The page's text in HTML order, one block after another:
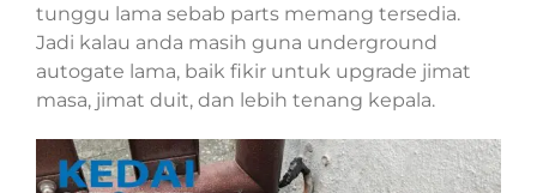
tunggu lama sebab parts memang tersedia.
Jadi kalau anda masih guna underground
autogate lama, baik fikir untuk upgrade jimat
masa, jimat duit, dan lebih tenang kepala.